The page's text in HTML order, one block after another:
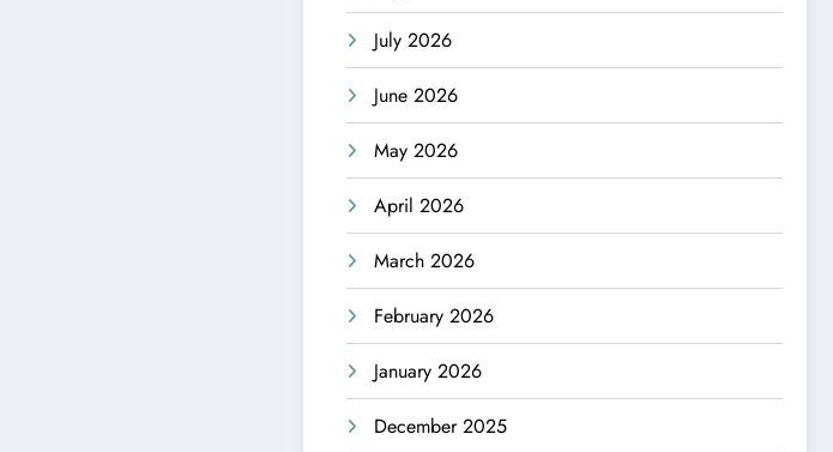
July 2026
June 2026
May 2026
April 2026
March 2026
February 2026
January 2026
December 2025